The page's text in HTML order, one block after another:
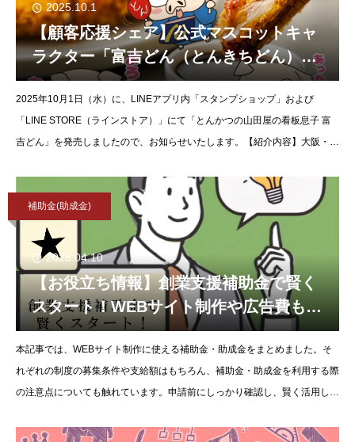
2025.10.1
【顧客応援シェア】公式マスコットキャ
ラクター「富吉どん（とんきちどん）」
のLINEスタンプが登場！「とんかつの山
田屋の看板息子 富吉どん」発売のお知ら
せ。
2025年10月1日（水）に、LINEアプリ内「スタンプショップ」および
「LINE STORE（ラインストア）」にて「とんかつの山田屋の看板息子 富
吉どん」を発売しましたので、お知らせいたします。【紹介内容】大阪・富
補助金(助成金)
2025.04.10
【お役立ち情報】創業支援補助金で賢く
スタート！WEBサイト制作や広告費も対
象って知ってましたか？
本記事では、WEBサイト制作に使える補助金・助成金をまとめました。そ
れぞれの制度の募集条件や支給額はもちろん、補助金・助成金を利用する際
の注意点についても触れています。申請前にしっかり確認し、賢く活用して